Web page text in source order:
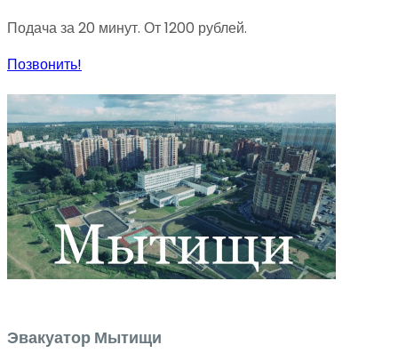
Подача за 20 минут. От 1200 рублей.
Позвонить!
Эвакуатор Мытищи